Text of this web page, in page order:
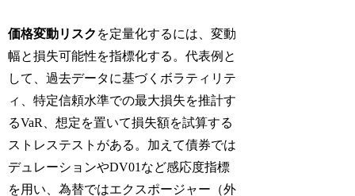
価格変動リスク を定量化するには、変動
幅と損失可能性を指標化する。代表例と
して、過去データに基づくボラティリテ
ィ、特定信頼水準での最大損失を推計す
るVaR、想定を置いて損失額を試算する
ストレステストがある。加えて債券では
デュレーションやDV01など感応度指標
を用い、為替ではエクスポージャー（外